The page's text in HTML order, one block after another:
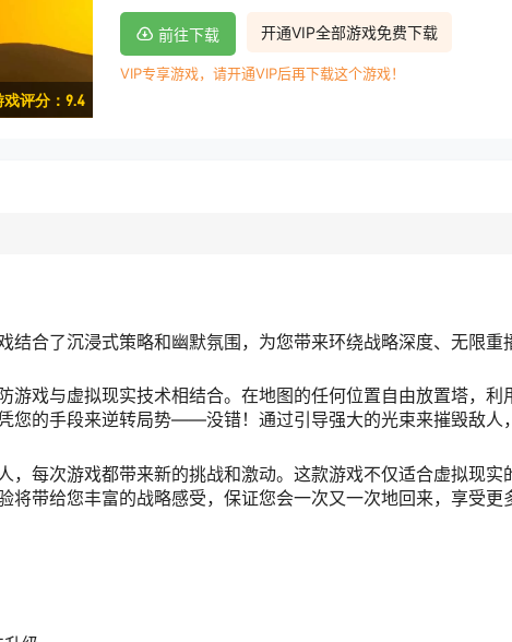
戏评分：9.4
开通VIP全部游戏免费下载
前往下载
VIP专享游戏，请开通VIP后再下载这个游戏！
合了沉浸式策略和幽默氛围，为您带来环绕战略深度、无限重
游戏与虚拟现实技术相结合。在地图的任何位置自由放置塔，利
您的手段来逆转局势——没错！通过引导强大的光束来摧毁敌人
，每次游戏都带来新的挑战和激动。这款游戏不仅适合虚拟现实
带给您丰富的战略感受，保证您会一次又一次地回来，享受更